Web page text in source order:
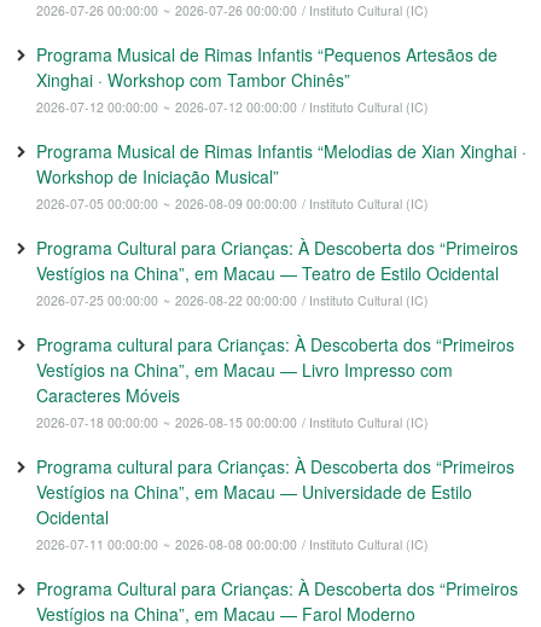
2026-07-26 00:00:00 ~ 2026-07-26 00:00:00 / Instituto Cultural (IC)
Programa Musical de Rimas Infantis “Pequenos Artesãos de
Xinghai · Workshop com Tambor Chinês”
2026-07-12 00:00:00 ~ 2026-07-12 00:00:00 / Instituto Cultural (IC)
Programa Musical de Rimas Infantis “Melodias de Xian Xinghai ·
Workshop de Iniciação Musical”
2026-07-05 00:00:00 ~ 2026-08-09 00:00:00 / Instituto Cultural (IC)
Programa Cultural para Crianças: À Descoberta dos “Primeiros
Vestígios na China”, em Macau — Teatro de Estilo Ocidental
2026-07-25 00:00:00 ~ 2026-08-22 00:00:00 / Instituto Cultural (IC)
Programa cultural para Crianças: À Descoberta dos “Primeiros
Vestígios na China”, em Macau — Livro Impresso com
Caracteres Móveis
2026-07-18 00:00:00 ~ 2026-08-15 00:00:00 / Instituto Cultural (IC)
Programa cultural para Crianças: À Descoberta dos “Primeiros
Vestígios na China”, em Macau — Universidade de Estilo
Ocidental
2026-07-11 00:00:00 ~ 2026-08-08 00:00:00 / Instituto Cultural (IC)
Programa Cultural para Crianças: À Descoberta dos “Primeiros
Vestígios na China”, em Macau — Farol Moderno